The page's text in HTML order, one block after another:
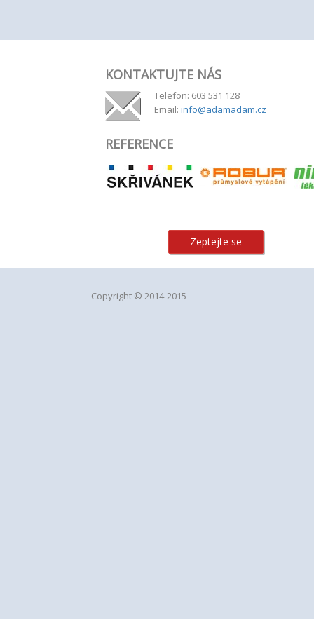
KONTAKTUJTE NÁS
Telefon: 603 531 128
Email: info@adamadam.cz
REFERENCE
Zeptejte se
Copyright © 2014-2015